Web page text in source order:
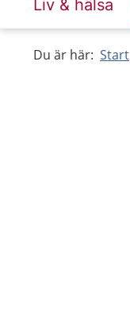
Liv & hälsa
Du är här: Start